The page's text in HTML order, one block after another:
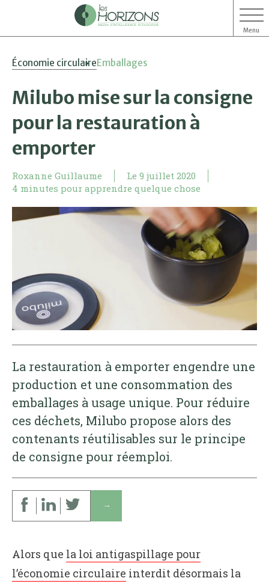
Menu
Économie circulaireEmballages
Milubo mise sur la consigne
pour la restauration à
emporter
Roxanne Guillaume Le 9 juillet 2020
4 minutes pour apprendre quelque chose
La restauration à emporter engendre une
production et une consommation des
emballages à usage unique. Pour réduire
ces déchets, Milubo propose alors des
contenants réutilisables sur le principe
de consigne pour réemploi.
↓
Alors que la loi antigaspillage pour
l’économie circulaire interdit désormais la